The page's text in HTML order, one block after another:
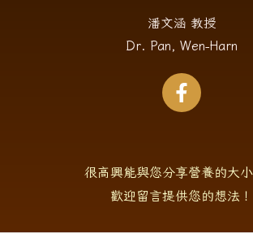
潘文涵 教授
Dr. Pan, Wen-Harn
很高興能與您分享營養的大小
歡迎留言提供您的想法！